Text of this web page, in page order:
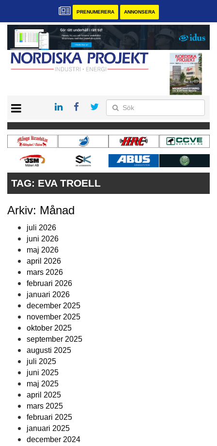
PRENUMERERA ANNONSERA
KONTAKT
VÅRA ANDRA MAGASIN
PRENUMERERA
TAG: EVA TROELL
Arkiv: Månad
juli 2026
juni 2026
maj 2026
april 2026
mars 2026
februari 2026
januari 2026
december 2025
november 2025
oktober 2025
september 2025
augusti 2025
juli 2025
juni 2025
maj 2025
april 2025
mars 2025
februari 2025
januari 2025
december 2024